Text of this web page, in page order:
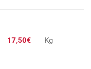
17,50€ Kg